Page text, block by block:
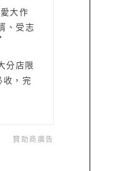
大作
、受志
分店限
收，完
贊助商廣告